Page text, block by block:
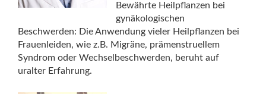
Bewährte Heilpflanzen bei
gynäkologischen
Beschwerden: Die Anwendung vieler Heilpflanzen bei
Frauenleiden, wie z.B. Migräne, prämenstruellem
Syndrom oder Wechselbeschwerden, beruht auf
uralter Erfahrung.